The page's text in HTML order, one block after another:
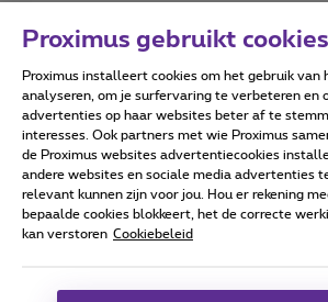
Forumvoorwaarden
Alle rechten voorbehouden. ©
Algemene voorwaarden, consumenteninfo
Proximus gebruikt cookies
Proximus installeert cookies om het gebruik van
analyseren, om je surfervaring te verbeteren en
advertenties op haar websites beter af te
interesses. Ook partners met wie Proximus
de Proximus websites advertentiecookies
andere websites en sociale media advertenties
relevant kunnen zijn voor jou. Hou er rekening
bepaalde cookies blokkeert, het de correcte
kan verstoren Cookiebeleid